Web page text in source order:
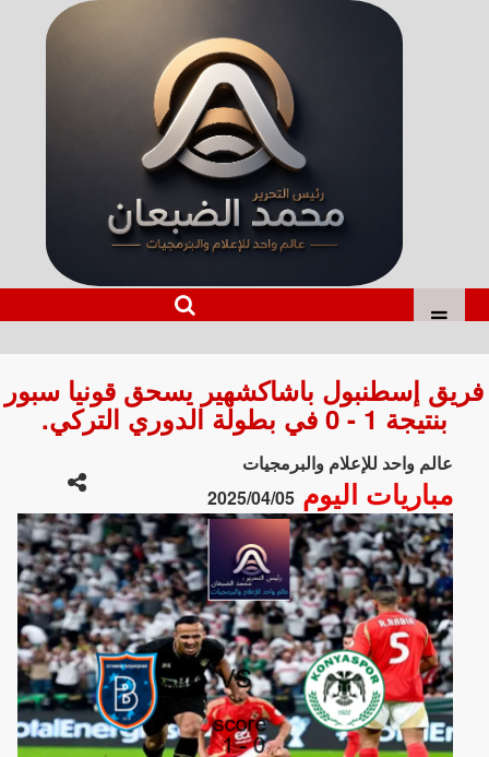
فريق إسطنبول باشاكشهير يسحق قونيا سبور
بنتيجة 1 - 0 في بطولة الدوري التركي.
عالم واحد للإعلام والبرمجيات
مباريات اليوم2025/04/05